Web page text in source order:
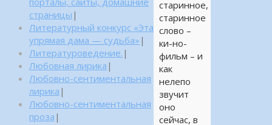
старинное,
старинное
слово –
ки-но-
фильм – и
как
нелепо
звучит
оно
сейчас, в
страницы |
Литературный конкурс «Эта
упрямая дама — судьба» |
Литературоведение. |
Любовная лирика |
Любовно-сентиментальная
лирика |
Любовно-сентиментальная
проза |